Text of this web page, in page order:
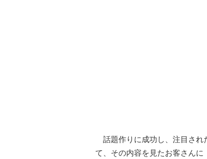
話題作りに成功し、注目され
て、その内容を見たお客さん